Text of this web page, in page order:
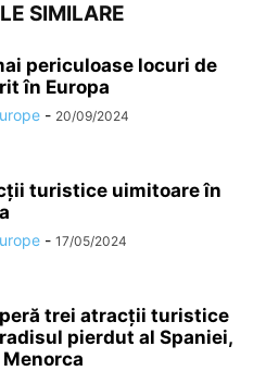
SIMILARE
periculoase locuri de
în Europa
- 20/09/2024
turistice uimitoare în
- 17/05/2024
trei atracții turistice
pierdut al Spaniei,